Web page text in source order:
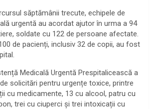
săptămânii trecute, echipele de
urgentă au acordat ajutor în urma a 94
soldate cu 122 de persoane afectate.
de pacienți, inclusiv 32 de copii, au fost
Medicală Urgentă Prespitalicească a
solicitări pentru urgențe toxice, printre
cu medicamente, 13 cu alcool, patru cu
trei cu ciuperci și trei intoxicații cu